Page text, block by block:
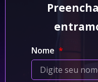
Nome